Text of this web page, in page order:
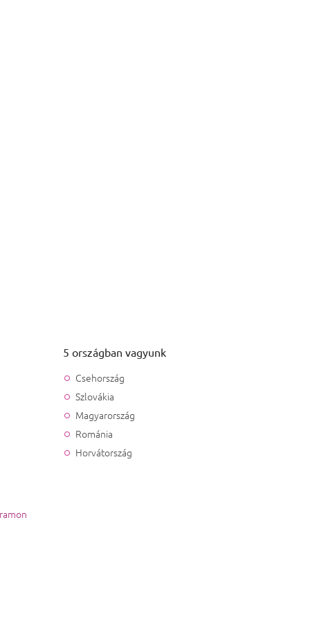
5 országban vagyunk
Csehország
Szlovákia
Magyarország
Románia
Horvátország